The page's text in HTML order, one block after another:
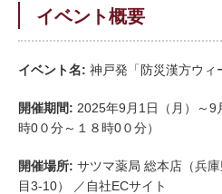
イベント概要
イベント名: 神戸発「防災漢方ウィ
開催期間: 2025年9月1日（月）～9
時0０分～１８時0０分）
開催場所: サツマ薬局 総本店（兵
目3-10） ／自社ECサイト